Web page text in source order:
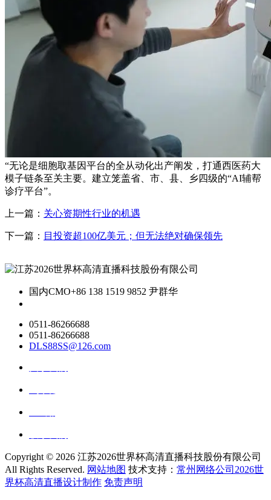
“无论是细胞取基因平台的全从动化出产阐发，打通西医药大
模子链条至关主要。建立笼盖省、市、县、乡四级的“AI辅帮
诊疗平台”。
上一篇： 关心资期性行业的机遇
下一篇： 目投资超100亿美元；但无法绝对确保领先
国内CMO+86 138 1519 9852 尹群华
0511-86266688
0511-86266688
DLS88SS@126.com
Copyright © 2026 江苏2026世界杯高清直播科技股份有限公司
All Rights Reserved. 网站地图 技术支持： 常州网络公司2026世
界杯高清直播设计制作 免责声明